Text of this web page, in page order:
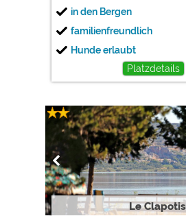
in den Bergen
familienfreundlich
Hunde erlaubt
Platzdetails
Le Clapotis